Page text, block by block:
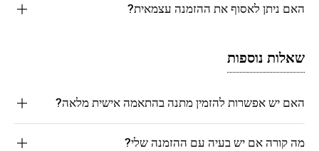
האם ניתן לאסוף את ההזמנה עצמאית?
שאלות נוספות
האם יש אפשרות להזמין מתנה בהתאמה אישית מלאה?
מה קורה אם יש בעיה עם ההזמנה שלי?